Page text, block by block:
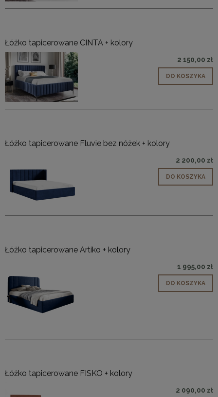
Łóżko tapicerowane CINTA + kolory
2 150,00 zł
DO KOSZYKA
Łóżko tapicerowane Fluvie bez nóżek + kolory
2 200,00 zł
DO KOSZYKA
Łóżko tapicerowane Artiko + kolory
1 995,00 zł
DO KOSZYKA
Łóżko tapicerowane FISKO + kolory
2 090,00 zł